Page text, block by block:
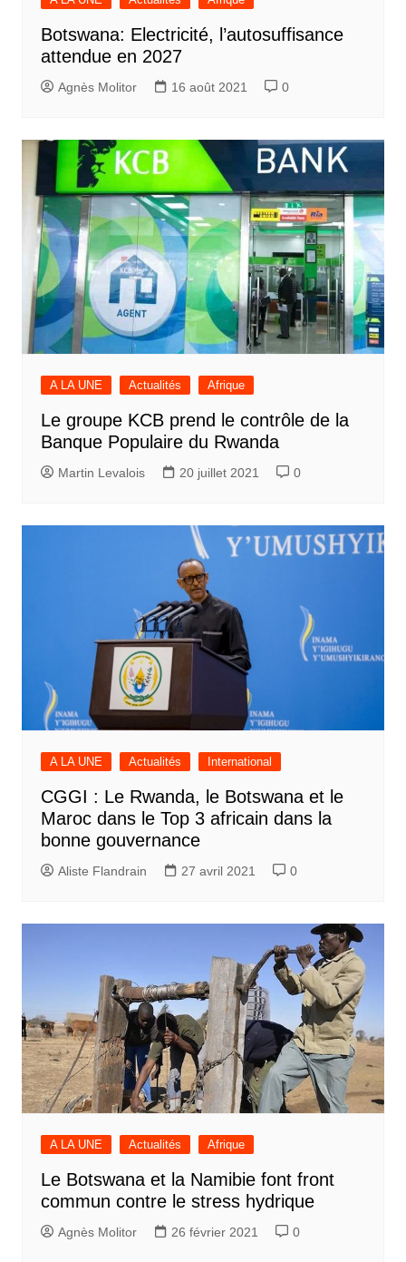
Botswana: Electricité, l’autosuffisance
attendue en 2027
Agnès Molitor 16 août 2021 0
A LA UNE Actualités Afrique
Le groupe KCB prend le contrôle de la
Banque Populaire du Rwanda
Martin Levalois 20 juillet 2021 0
A LA UNE Actualités International
CGGI : Le Rwanda, le Botswana et le
Maroc dans le Top 3 africain dans la
bonne gouvernance
Aliste Flandrain 27 avril 2021 0
A LA UNE Actualités Afrique
Le Botswana et la Namibie font front
commun contre le stress hydrique
Agnès Molitor 26 février 2021 0